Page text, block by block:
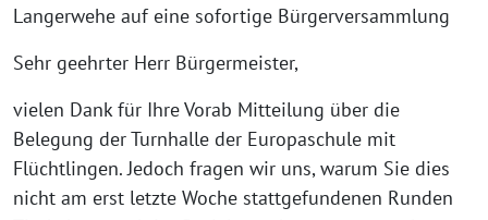
Langerwehe auf eine sofortige Bürgerversammlung
Sehr geehrter Herr Bürgermeister,
vielen Dank für Ihre Vorab Mitteilung über die
Belegung der Turnhalle der Europaschule mit
Flüchtlingen. Jedoch fragen wir uns, warum Sie dies
nicht am erst letzte Woche stattgefundenen Runden